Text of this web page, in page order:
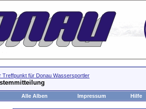
Treffpunkt für Donau Wassersportler
Alle Alben Impressum Hilfe